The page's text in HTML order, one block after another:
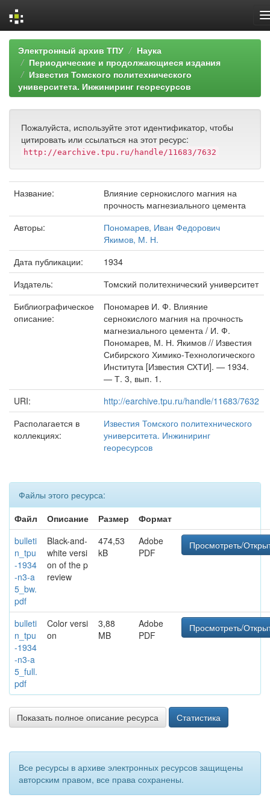
Skip
navigation
Электронный архив ТПУ
Наука
Периодические и продолжающиеся издания
Известия Томского политехнического
университета. Инжиниринг георесурсов
Пожалуйста, используйте этот идентификатор, чтобы
цитировать или ссылаться на этот ресурс:
http://earchive.tpu.ru/handle/11683/7632
Название:
Влияние сернокислого магния на
прочность магнезиального цемента
Авторы:
Пономарев, Иван Федорович
Якимов, М. Н.
Дата публикации:
1934
Издатель:
Томский политехнический университет
Библиографическое
описание:
Пономарев И. Ф. Влияние
сернокислого магния на прочность
магнезиального цемента / И. Ф.
Пономарев, М. Н. Якимов // Известия
Сибирского Химико-Технологического
Института [Известия СХТИ]. — 1934.
— Т. 3, вып. 1.
URI:
http://earchive.tpu.ru/handle/11683/7632
Располагается в
коллекциях:
Известия Томского политехнического
университета. Инжиниринг
георесурсов
Файлы этого ресурса:
Файл
Описание Размер
Формат
bulleti
n_tpu
-1934
-n3-a
5_bw.
pdf
Black-and-
white versi
on of the p
review
474,53
kB
Adobe
PDF
Просмотреть/
bulleti
n_tpu
-1934
-n3-a
5_full.
pdf
Color versi
on
3,88
MB
Adobe
PDF
Просмотреть/
Показать полное описание ресурса Статистика
Все ресурсы в архиве электронных ресурсов защищены
авторским правом, все права сохранены.